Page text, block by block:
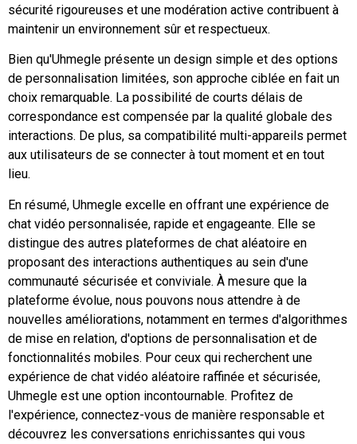
sécurité rigoureuses et une modération active contribuent à
maintenir un environnement sûr et respectueux.
Bien qu'Uhmegle présente un design simple et des options
de personnalisation limitées, son approche ciblée en fait un
choix remarquable. La possibilité de courts délais de
correspondance est compensée par la qualité globale des
interactions. De plus, sa compatibilité multi-appareils permet
aux utilisateurs de se connecter à tout moment et en tout
lieu.
En résumé, Uhmegle excelle en offrant une expérience de
chat vidéo personnalisée, rapide et engageante. Elle se
distingue des autres plateformes de chat aléatoire en
proposant des interactions authentiques au sein d'une
communauté sécurisée et conviviale. À mesure que la
plateforme évolue, nous pouvons nous attendre à de
nouvelles améliorations, notamment en termes d'algorithmes
de mise en relation, d'options de personnalisation et de
fonctionnalités mobiles. Pour ceux qui recherchent une
expérience de chat vidéo aléatoire raffinée et sécurisée,
Uhmegle est une option incontournable. Profitez de
l'expérience, connectez-vous de manière responsable et
découvrez les conversations enrichissantes qui vous